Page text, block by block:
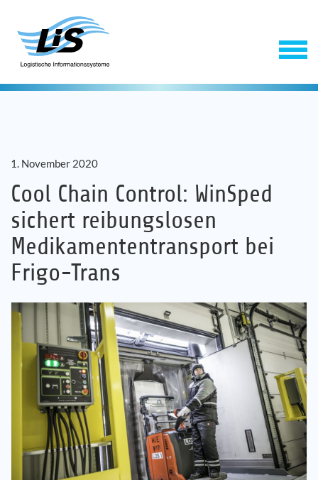
Software
Service
Unternehmen
Karriere
Referenzen
Kontakt
1. November 2020
Cool Chain Control: WinSped
sichert reibungslosen
Medikamententransport bei
Frigo-Trans